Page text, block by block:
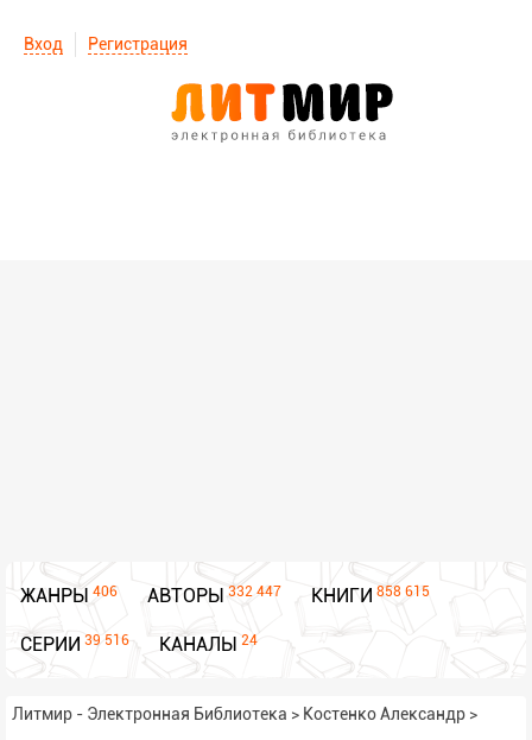
Вход Регистрация
ЖАНРЫ 406 АВТОРЫ 332 447 КНИГИ 858 615
СЕРИИ 39 516 КАНАЛЫ 24
Литмир - Электронная Библиотека > Костенко Александр >